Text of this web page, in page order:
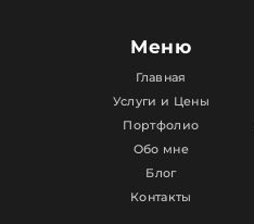
Меню
Главная
Услуги и Цены
Портфолио
Обо мне
Блог
Контакты